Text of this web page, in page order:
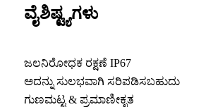
ವೈಶಿಷ್ಟ್ಯಗಳು
ಜಲನಿರೋಧಕ ರಕ್ಷಣೆ IP67
ಅದನ್ನು ಸುಲಭವಾಗಿ ಸರಿಪಡಿಸಬಹುದು
ಗುಣಮಟ್ಟ & ಪ್ರಮಾಣೀಕೃತ